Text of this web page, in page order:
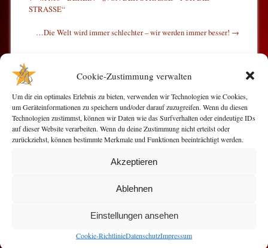
Cookie-Zustimmung verwalten
Um dir ein optimales Erlebnis zu bieten, verwenden wir Technologien wie Cookies,
um Geräteinformationen zu speichern und/oder darauf zuzugreifen. Wenn du diesen
Technologien zustimmst, können wir Daten wie das Surfverhalten oder eindeutige IDs
auf dieser Website verarbeiten. Wenn du deine Zustimmung nicht erteilst oder
zurückziehst, können bestimmte Merkmale und Funktionen beeinträchtigt werden.
Akzeptieren
Ablehnen
Einstellungen ansehen
Cookie-RichtlinieDatenschutzImpressum
STRASSE“
…Die Welt wird immer schlechter – wir werden immer besser! →